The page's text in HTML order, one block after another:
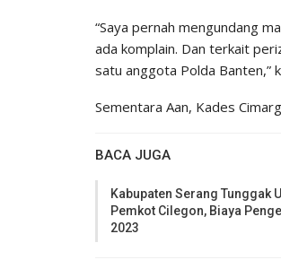
“Saya pernah mengundang
ada komplain. Dan terkait
satu anggota Polda Banten,”
Sementara Aan, Kades
BACA JUGA
Kabupaten Serang Tunggak
Pemkot Cilegon, Biaya
2023